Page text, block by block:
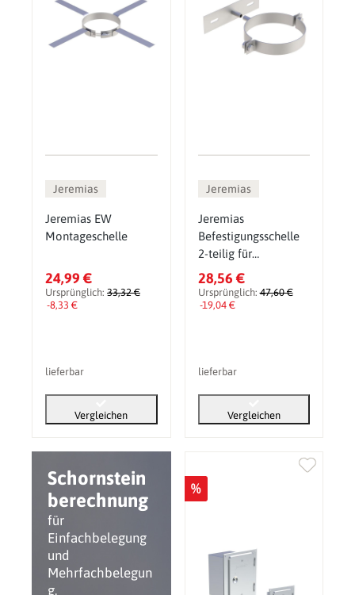
Schornstein
berechnung
für
Einfachbelegung
und
Mehrfachbelegun
g.
Jeremias
Jeremias EW
Montageschelle
24,99 €
Ursprünglich: 33,32 €
-8,33 €
lieferbar
Vergleichen
Jeremias
Jeremias
Befestigungsschelle
2-teilig für
Gewindestange M10
28,56 €
Ursprünglich:47,60 €
-19,04 €
lieferbar
Vergleichen
%